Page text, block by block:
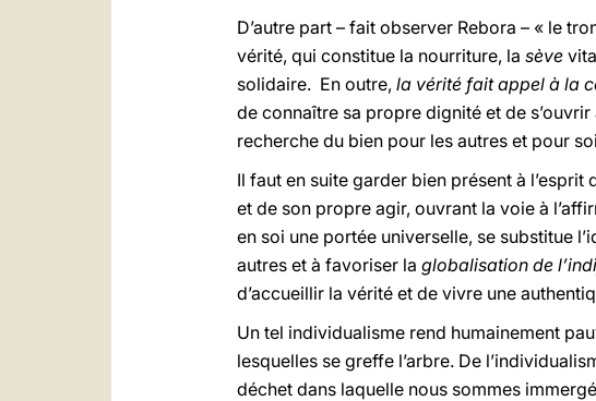
D’autre part – fait observer Rebora – « le
vérité, qui constitue la nourriture, la sève
solidaire. En outre, la vérité fait appel à la
de connaître sa propre dignité et de
recherche du bien pour les autres et pour
Il faut en suite garder bien présent à
et de son propre agir, ouvrant la voie à
en soi une portée universelle, se substitue
autres et à favoriser la globalisation de
d’accueillir la vérité et de vivre une
Un tel individualisme rend humainement
lesquelles se greffe l’arbre. De
déchet dans laquelle nous sommes